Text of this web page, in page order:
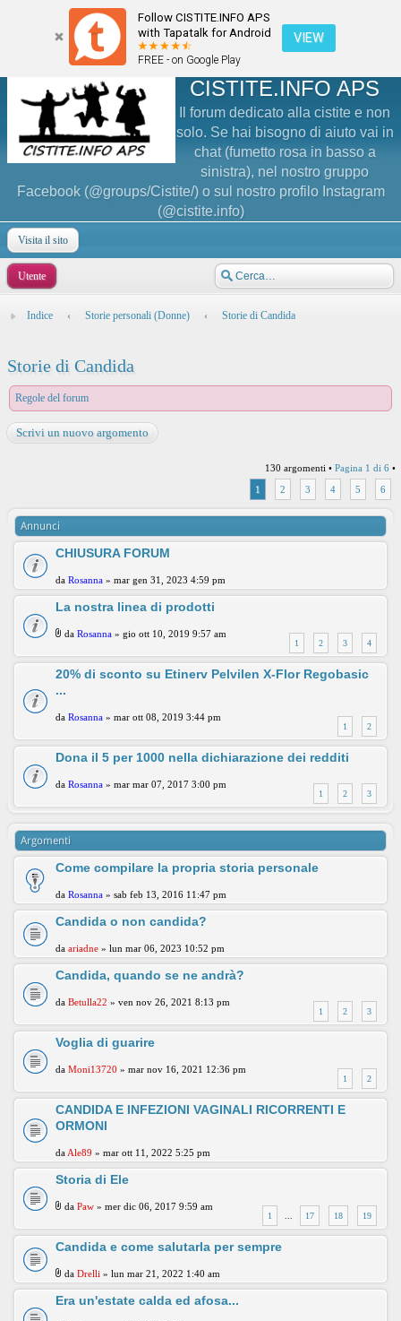
Follow CISTITE.INFO APS
with Tapatalk for Android
FREE - on Google Play
VIEW
CISTITE.INFO APS
Il forum dedicato alla cistite e non
solo. Se hai bisogno di aiuto vai in
chat (fumetto rosa in basso a
sinistra), nel nostro gruppo
Facebook (@groups/Cistite/) o sul nostro profilo Instagram
(@cistite.info)
Visita il sito
Utente
Indice ‹ Storie personali (Donne) ‹ Storie di Candida
Storie di Candida
Regole del forum
Scrivi un nuovo argomento
130 argomenti • Pagina 1 di 6 •
1
2 3 4 5 6
Annunci
CHIUSURA FORUM
da Rosanna » mar gen 31, 2023 4:59 pm
La nostra linea di prodotti
1 2 3 4
da Rosanna » gio ott 10, 2019 9:57 am
20% di sconto su Etinerv Pelvilen X-Flor Regobasic
...
1 2
da Rosanna » mar ott 08, 2019 3:44 pm
Dona il 5 per 1000 nella dichiarazione dei redditi
1 2 3
da Rosanna » mar mar 07, 2017 3:00 pm
Argomenti
Come compilare la propria storia personale
da Rosanna » sab feb 13, 2016 11:47 pm
Candida o non candida?
da ariadne » lun mar 06, 2023 10:52 pm
Candida, quando se ne andrà?
1 2 3
da Betulla22 » ven nov 26, 2021 8:13 pm
Voglia di guarire
1 2
da Moni13720 » mar nov 16, 2021 12:36 pm
CANDIDA E INFEZIONI VAGINALI RICORRENTI E
ORMONI
da Ale89 » mar ott 11, 2022 5:25 pm
Storia di Ele
1 ... 17 18 19
da Paw » mer dic 06, 2017 9:59 am
Candida e come salutarla per sempre
da Drelli » lun mar 21, 2022 1:40 am
Era un'estate calda ed afosa...